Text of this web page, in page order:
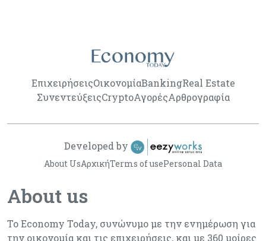
ΕπιχειρήσειςΟικονομίαBankingReal Estate
ΣυνεντεύξειςCryptoΑγορέςΑρθρογραφία
About us
Το Economy Today, συνώνυμο με την ενημέρωση για
την οικονομία και τις επιχειρήσεις, και με 360 μοίρες
About UsΑρχικήTerms of usePersonal Data
Developed by